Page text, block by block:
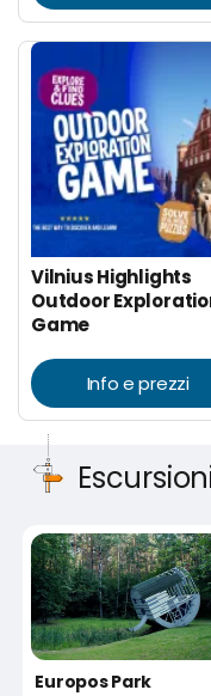
Vilnius Highlights
Outdoor
Game
Info e prezzi
Europos Park